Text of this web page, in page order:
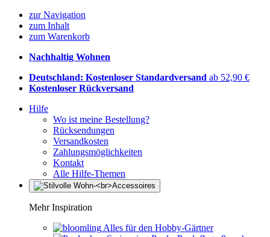
zur Navigation
zum Inhalt
zum Warenkorb
Nachhaltig Wohnen
Deutschland: Kostenloser Standardversand ab 52,90 €
Kostenloser Rückversand
Hilfe
Wo ist meine Bestellung?
Rücksendungen
Versandkosten
Zahlungsmöglichkeiten
Kontakt
Alle Hilfe-Themen
Mehr Inspiration
Alles für den Hobby-Gärtner